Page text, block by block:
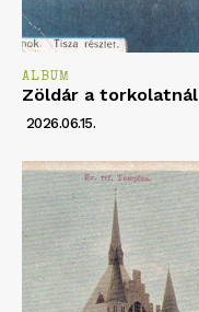
ALBUM
Zöldár a torkolatnál
2026.06.15.